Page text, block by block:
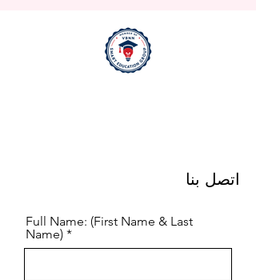
اتصل بنا
Full Name: (First Name & Last
Name)